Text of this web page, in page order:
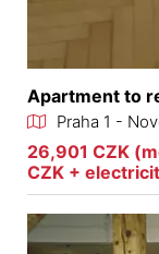
Apartment to
Praha 1 -
26,901 CZK
CZK +